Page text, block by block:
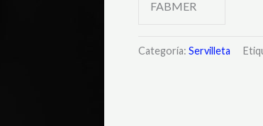
FABMER
Categoría: Servilleta